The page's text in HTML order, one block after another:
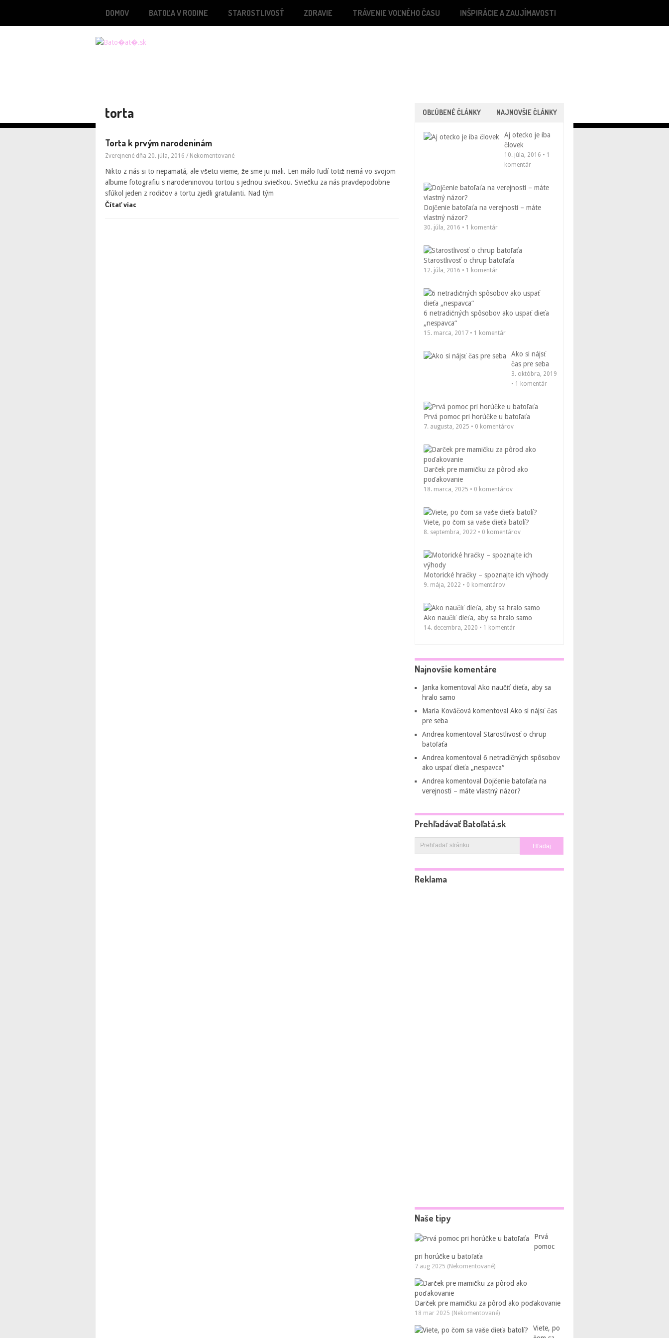
DOMOV BATOĽA V RODINE STAROSTLIVOSŤ ZDRAVIE TRÁVENIE VOĽNÉHO ČASU INŠPIRÁCIE A ZAUJÍMAVOSTI
torta
Torta k prvým narodeninám
Zverejnené dňa 20. júla, 2016 / Nekomentované
Nikto z nás si to nepamätá, ale všetci vieme, že sme ju mali. Len málo ľudí totiž nemá vo svojom
albume fotografiu s narodeninovou tortou s jednou sviečkou. Sviečku za nás pravdepodobne
sfúkol jeden z rodičov a tortu zjedli gratulanti. Nad tým
Čítať viac
OBĽÚBENÉ ČLÁNKY NAJNOVŠIE ČLÁNKY
Aj otecko je iba
človek
10. júla, 2016 • 1
komentár
Dojčenie batoľaťa na verejnosti – máte
vlastný názor?
30. júla, 2016 • 1 komentár
Starostlivosť o chrup batoľaťa
12. júla, 2016 • 1 komentár
6 netradičných spôsobov ako uspať dieťa
„nespavca“
15. marca, 2017 • 1 komentár
Ako si nájsť
čas pre seba
3. októbra, 2019
• 1 komentár
Prvá pomoc pri horúčke u batoľaťa
7. augusta, 2025 • 0 komentárov
Darček pre mamičku za pôrod ako
poďakovanie
18. marca, 2025 • 0 komentárov
Viete, po čom sa vaše dieťa batolí?
8. septembra, 2022 • 0 komentárov
Motorické hračky – spoznajte ich výhody
9. mája, 2022 • 0 komentárov
Ako naučiť dieťa, aby sa hralo samo
14. decembra, 2020 • 1 komentár
Najnovšie komentáre
Janka komentoval Ako naučiť dieťa, aby sa
hralo samo
Maria Kováčová komentoval Ako si nájsť čas
pre seba
Andrea komentoval Starostlivosť o chrup
batoľaťa
Andrea komentoval 6 netradičných spôsobov
ako uspať dieťa „nespavca“
Andrea komentoval Dojčenie batoľaťa na
verejnosti – máte vlastný názor?
Prehľadávať Batoľatá.sk
Reklama
Naše tipy
Prvá
pomoc
pri horúčke u batoľaťa
7 aug 2025 (Nekomentované)
Darček pre mamičku za pôrod ako poďakovanie
18 mar 2025 (Nekomentované)
Viete, po